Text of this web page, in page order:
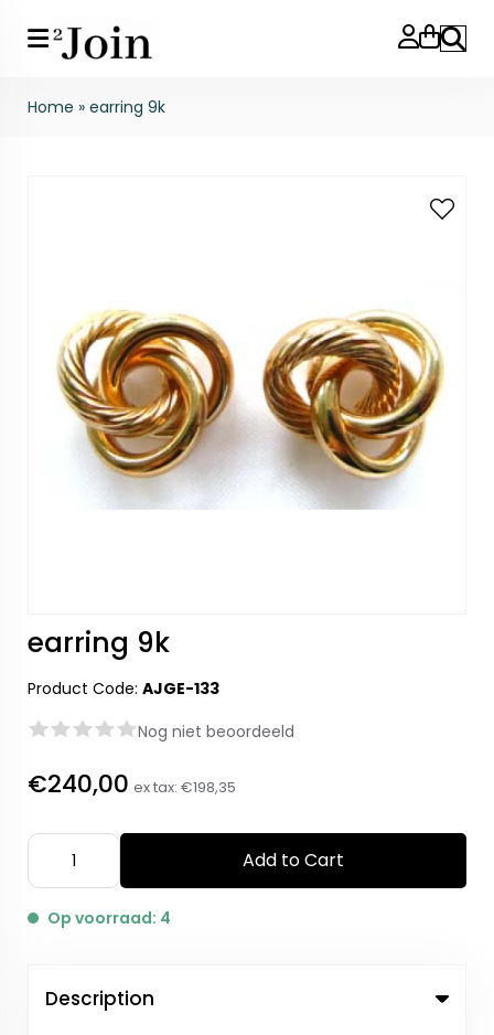
Search
Home » earring 9k
earring 9k
Product Code: AJGE-133
Nog niet beoordeeld
€240,00 ex tax: €198,35
Add to Cart
Op voorraad: 4
Description